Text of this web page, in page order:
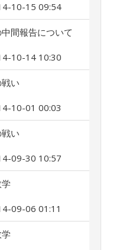
10-15 09:54
間報告について
10-14 10:30
い
10-01 00:03
い
09-30 10:57
09-06 01:11